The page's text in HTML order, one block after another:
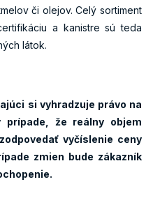
či olejov. Celý sortiment
a kanistre sú teda
látok.
si vyhradzuje právo na
prípade, že reálny objem
vyčíslenie ceny
zmien bude zákazník